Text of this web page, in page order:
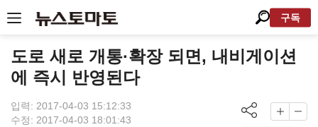
구독
도로 새로 개통·확장 되면, 내비게이션
에 즉시 반영된다
입력: 2017-04-03 15:12:33
수정: 2017-04-03 18:01:43